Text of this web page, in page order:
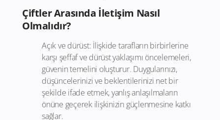
Çiftler Arasında İletişim Nasıl
Olmalıdır?
Açık ve dürüst: İlişkide tarafların birbirlerine
karşı şeffaf ve dürüst yaklaşımı öncelemeleri,
güvenin temelini oluşturur. Duygularınızı,
düşüncelerinizi ve beklentilerinizi net bir
şekilde ifade etmek, yanlış anlaşılmaların
önüne geçerek ilişkinizin güçlenmesine katkı
sağlar.